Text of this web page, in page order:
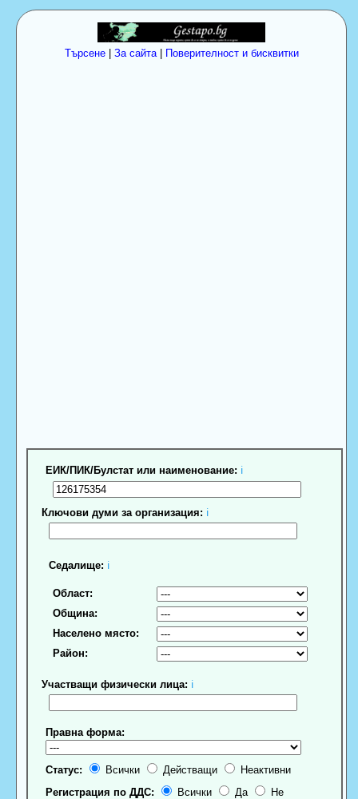
Търсене| За сайта| Поверителност и бисквитки
ЕИК/ПИК/Булстат или наименование: ℹ
Ключови думи за организация: ℹ
Седалище: ℹ
Област:
Община:
Населено място:
Район:
Участващи физически лица: ℹ
Правна форма:
Статус: Всички Действащи
Неактивни
Регистрация по ДДС:
Всички Да Не